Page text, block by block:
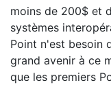
moins de 200$ et
systèmes
Point n'est besoin
grand avenir à ce
que les premiers